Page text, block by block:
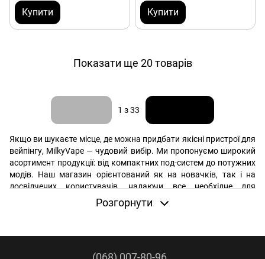
Купити Купити
Показати ще 20 товарів
1 з 33
Якщо ви шукаєте місце, де можна придбати якісні пристрої для
вейпінгу, MilkyVape — чудовий вибір. Ми пропонуємо широкий
асортимент продукції: від компактних под-систем до потужних
модів. Наш магазин орієнтований як на новачків, так і на
досвідчених користувачів, надаючи все необхідне для
комфортного використання електронних сигарет. У нас ви
, різноманітні
Розгорнути